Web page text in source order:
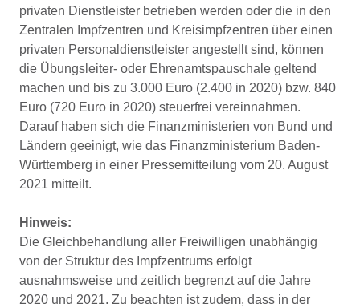
privaten Dienstleister betrieben werden oder die in den
Zentralen Impfzentren und Kreisimpfzentren über einen
privaten Personaldienstleister angestellt sind, können
die Übungsleiter- oder Ehrenamtspauschale geltend
machen und bis zu 3.000 Euro (2.400 in 2020) bzw. 840
Euro (720 Euro in 2020) steuerfrei vereinnahmen.
Darauf haben sich die Finanzministerien von Bund und
Ländern geeinigt, wie das Finanzministerium Baden-
Württemberg in einer Pressemitteilung vom 20. August
2021 mitteilt.
Hinweis:
Die Gleichbehandlung aller Freiwilligen unabhängig
von der Struktur des Impfzentrums erfolgt
ausnahmsweise und zeitlich begrenzt auf die Jahre
2020 und 2021. Zu beachten ist zudem, dass in der